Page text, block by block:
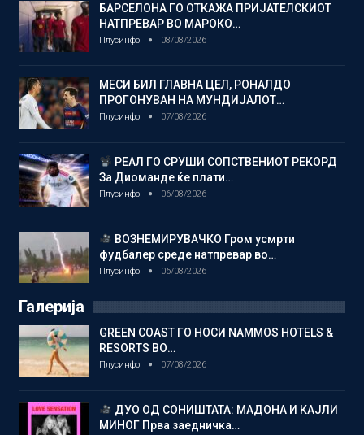
БАРСЕЛОНА ГО ОТКАЖА ПРИЈАТЕЛСКИОТ
НАТПРЕВАР ВО МАРОКО…
Плусинфо 08/08/2026
МЕСИ БИЛ ГЛАВНА ЦЕЛ, РОНАЛДО
ПРОГОНУВАН НА МУНДИЈАЛОТ…
Плусинфо 07/08/2026
РЕАЛ ГО СРУШИ СОПСТВЕНИОТ РЕКОРД
За Диоманде ќе плати…
Плусинфо 06/08/2026
ВОЗНЕМИРУВАЧКО Гром усмрти
фудбалер среде натпревар во…
Плусинфо 06/08/2026
Галерија
GREEN COAST ГО НОСИ NAMMOS HOTELS &
RESORTS ВО…
Плусинфо 07/08/2026
ДУО ОД СОНИШТАТА: МАДОНА И КАЈЛИ
МИНОГ Прва заедничка…